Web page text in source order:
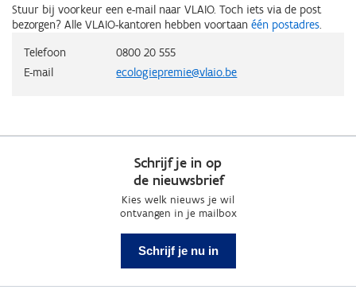
Stuur bij voorkeur een e-mail naar VLAIO. Toch iets via de post
bezorgen? Alle VLAIO-kantoren hebben voortaan één postadres.
Telefoon
0800 20 555
E-mail
ecologiepremie@vlaio.be
Schrijf je in op
de nieuwsbrief
Kies welk nieuws je wil
ontvangen in je mailbox
Schrijf je nu in